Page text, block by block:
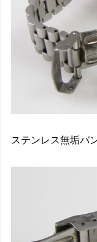
ステンレス無垢バ